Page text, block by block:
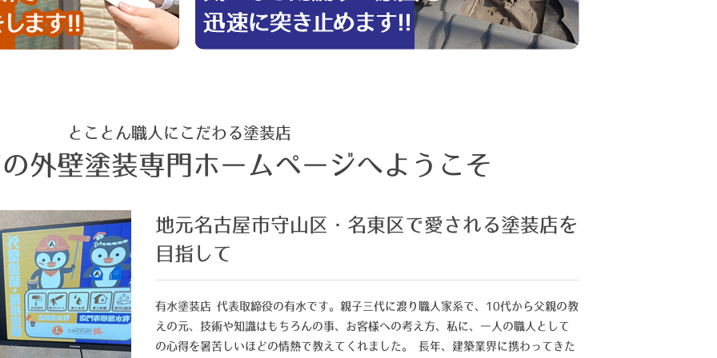
とことん職人にこだわる塗装店
外壁塗装専門ホームページへようこそ
地元名古屋市守山区・名東区で愛される塗装店を
目指して
有水塗装店 代表取締役の有水です。親子三代に渡り職人家系で、10代から父親の教
えの元、技術や知識はもちろんの事、お客様への考え方、私に、一人の職人として
の心得を暑苦しいほどの情熱で教えてくれました。 長年、建築業界に携わってきた